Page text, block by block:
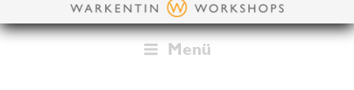
Inhalt
Menü